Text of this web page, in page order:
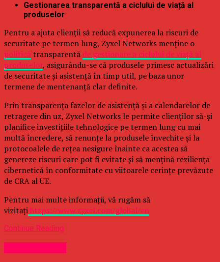
Gestionarea transparentă a ciclului de viață al
produselor
Pentru a ajuta clienții să reducă expunerea la riscuri de
securitate pe termen lung, Zyxel Networks menține o
politică transparentă de gestionare a ciclului de viață al
produselor, asigurându-se că produsele primesc actualizări
de securitate și asistență în timp util, pe baza unor
termene de mentenanță clar definite.
Prin transparența fazelor de asistență și a calendarelor de
retragere din uz, Zyxel Networks le permite clienților să-și
planifice investițiile tehnologice pe termen lung cu mai
multă încredere, să renunțe la produsele învechite și la
protocoalele de rețea nesigure înainte ca acestea să
genereze riscuri care pot fi evitate și să mențină reziliența
cibernetică în conformitate cu viitoarele cerințe prevăzute
de CRA al UE.
Pentru mai multe informații, vă rugăm să
vizitațihttps://www.zyxel.com/global/en
Continue Reading